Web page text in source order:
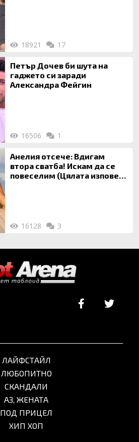
18921 17
Петър Дочев би шута на
гаджето си заради
Александра Фейгин
16506 1
Анелия отсече: Вдигам
втора сватба! Искам да се
повеселим (Цялата изповед
16128 3
ЛАЙФСТАЙЛ
ЛЮБОПИТНО
СКАНДАЛИ
АЗ, ЖЕНАТА
ПОД ПРИЦЕЛ
ХИП ХОП